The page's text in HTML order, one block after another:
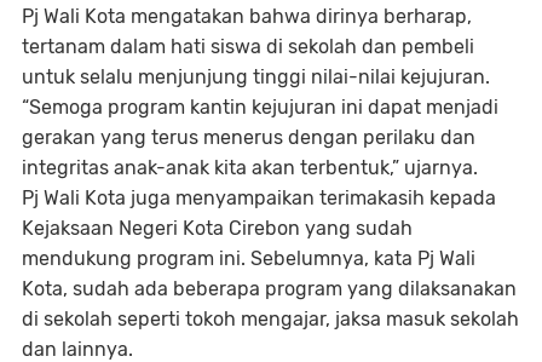
Pj Wali Kota mengatakan bahwa dirinya berharap,
tertanam dalam hati siswa di sekolah dan pembeli
untuk selalu menjunjung tinggi nilai-nilai kejujuran.
“Semoga program kantin kejujuran ini dapat menjadi
gerakan yang terus menerus dengan perilaku dan
integritas anak-anak kita akan terbentuk,” ujarnya.
Pj Wali Kota juga menyampaikan terimakasih kepada
Kejaksaan Negeri Kota Cirebon yang sudah
mendukung program ini. Sebelumnya, kata Pj Wali
Kota, sudah ada beberapa program yang dilaksanakan
di sekolah seperti tokoh mengajar, jaksa masuk sekolah
dan lainnya.